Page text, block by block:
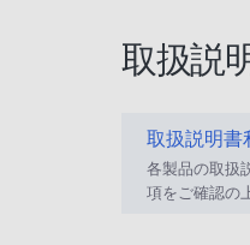
取扱説
取扱説明書
各製品の取扱
項をご確認の